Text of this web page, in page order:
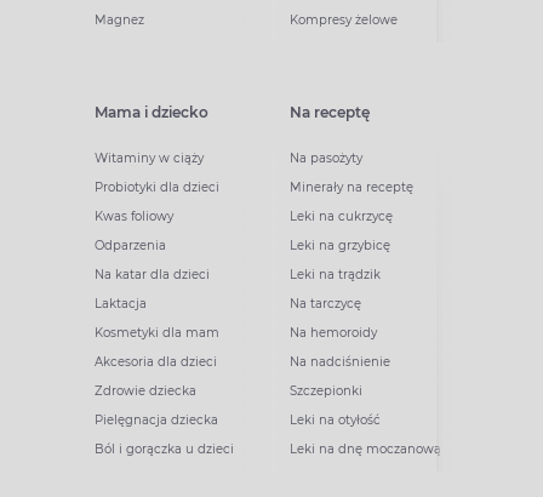
Magnez
Kompresy żelowe
Mama i dziecko
Witaminy w ciąży
Probiotyki dla dzieci
Kwas foliowy
Odparzenia
Na katar dla dzieci
Laktacja
Kosmetyki dla mam
Akcesoria dla dzieci
Zdrowie dziecka
Pielęgnacja dziecka
Ból i gorączka u dzieci
Na receptę
Na pasożyty
Minerały na receptę
Leki na cukrzycę
Leki na grzybicę
Leki na trądzik
Na tarczycę
Na hemoroidy
Na nadciśnienie
Szczepionki
Leki na otyłość
Leki na dnę moczanową